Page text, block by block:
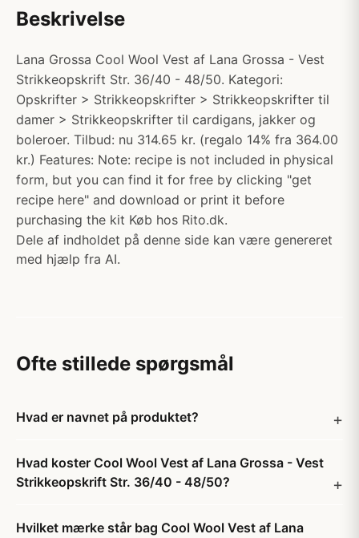
Beskrivelse
Lana Grossa Cool Wool Vest af Lana Grossa - Vest
Strikkeopskrift Str. 36/40 - 48/50. Kategori:
Opskrifter > Strikkeopskrifter > Strikkeopskrifter til
damer > Strikkeopskrifter til cardigans, jakker og
boleroer. Tilbud: nu 314.65 kr. (regalo 14% fra 364.00
kr.) Features: Note: recipe is not included in physical
form, but you can find it for free by clicking "get
recipe here" and download or print it before
purchasing the kit Køb hos Rito.dk.
Dele af indholdet på denne side kan være genereret
med hjælp fra AI.
Ofte stillede spørgsmål
Hvad er navnet på produktet?
Hvad koster Cool Wool Vest af Lana Grossa - Vest
Strikkeopskrift Str. 36/40 - 48/50?
Hvilket mærke står bag Cool Wool Vest af Lana